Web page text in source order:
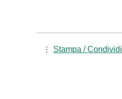
Stampa / Condividi